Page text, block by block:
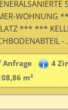
WOHNUNG
*** ***
-
Anfrage
4
m²